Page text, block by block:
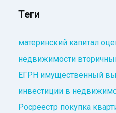
Теги
материнский капитал
недвижимости
ЕГРН имущественный
инвестиции в
Росреестр покупка